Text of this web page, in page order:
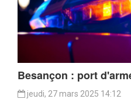
Besançon : port
jeudi, 27 mars 2025 14:12